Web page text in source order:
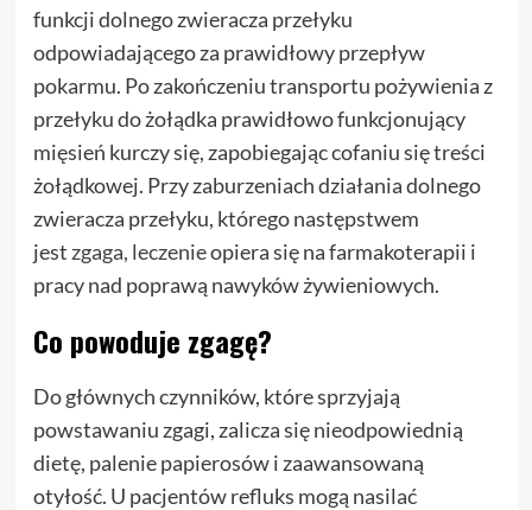
funkcji dolnego zwieracza przełyku
odpowiadającego za prawidłowy przepływ
pokarmu. Po zakończeniu transportu pożywienia z
przełyku do żołądka prawidłowo funkcjonujący
mięsień kurczy się, zapobiegając cofaniu się treści
żołądkowej. Przy zaburzeniach działania dolnego
zwieracza przełyku, którego następstwem
jest zgaga, leczenieopiera się na farmakoterapii i
pracy nad poprawą nawyków żywieniowych.
Co powoduje zgagę?
Do głównych czynników, które sprzyjają
powstawaniu zgagi, zalicza się nieodpowiednią
dietę, palenie papierosów i zaawansowaną
otyłość. U pacjentów refluks mogą nasilać